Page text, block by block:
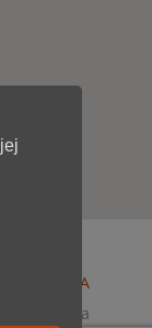
im. A
prawa